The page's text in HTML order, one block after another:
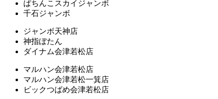
ぱちんこスカイジャンボ
千石ジャンボ
ジャンボ天神店
神指ぼたん
ダイナム会津若松店
マルハン会津若松店
マルハン会津若松一箕店
ビックつばめ会津若松店